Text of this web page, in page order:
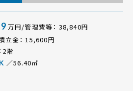
万円/管理費等： 38,840円
立金： 15,600円
2階
／56.40㎡